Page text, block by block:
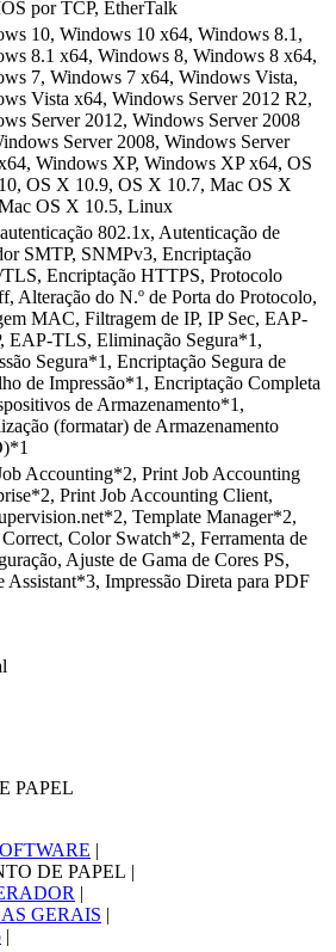
por TCP, EtherTalk
10, Windows 10 x64, Windows 8.1,
8.1 x64, Windows 8, Windows 8 x64,
7, Windows 7 x64, Windows Vista,
Vista x64, Windows Server 2012 R2,
Server 2012, Windows Server 2008
Server 2008, Windows Server
Windows XP, Windows XP x64, OS
OS X 10.9, OS X 10.7, Mac OS X
OS X 10.5, Linux
802.1x, Autenticação de
SMTP, SNMPv3, Encriptação
Encriptação HTTPS, Protocolo
Alteração do N.º de Porta do Protocolo,
MAC, Filtragem de IP, IP Sec, EAP-
EAP-TLS, Eliminação Segura*1,
Segura*1, Encriptação Segura de
de Impressão*1, Encriptação Completa
de Armazenamento*1,
(formatar) de Armazenamento
Accounting*2, Print Job Accounting
Print Job Accounting Client,
Template Manager*2,
Color Swatch*2, Ferramenta de
Ajuste de Gama de Cores PS,
Assistant*3, Impressão Direta para PDF
PAPEL
|
DE PAPEL |
|
GERAIS |
|